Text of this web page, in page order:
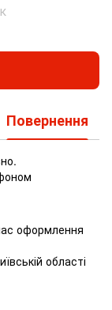
Повернення
оформлення
області